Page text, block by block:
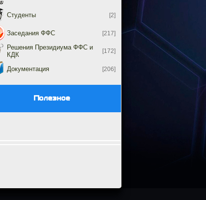
Студенты [2]
Заседания ФФС [217]
Решения Президиума ФФС и
КДК
[172]
Документация [206]
Полезное